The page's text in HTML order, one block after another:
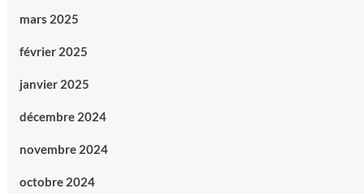
mars 2025
février 2025
janvier 2025
décembre 2024
novembre 2024
octobre 2024